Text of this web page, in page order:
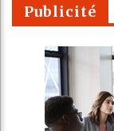
Publicité